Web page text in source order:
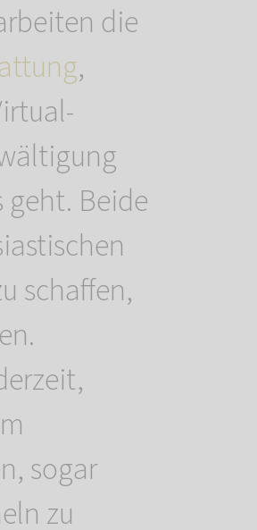
die
,
geht. Beide
schaffen,
sogar
zu